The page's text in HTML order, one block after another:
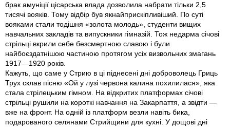
брак амуніції цісарська влада дозволила набрати тільки 2,5
тисячі вояків. Тому відбір був якнайприскіпливіший. По суті
вояками стали тодішня «золота молодь», студенти вищих
навчальних закладів та випускники гімназій. Тож недарма січові
стрільці вкрили себе безсмертною славою і були
найбоєздатнішою частиною протягом усіх визвольних змагань
1917—1920 років.
Кажуть, що саме у Стрию в ці піднесені дні доброволець Гриць
Трух склав пісню «Ой у лузі червона калина похилилася», яка
стала стрілецьким гімном. На відкритих платформах січові
стрільці рушили на короткі навчання на Закарпаття, а звідти —
вже на фронт. На одній із платформ везли навіть бика,
подарованого селянами Стрийщини для кухні. У дощові дні